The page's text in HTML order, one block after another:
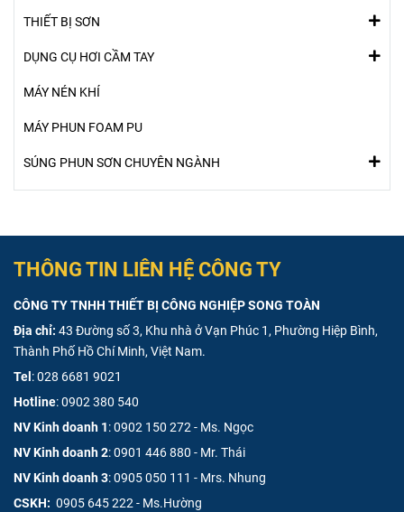
THIẾT BỊ SƠN
DỤNG CỤ HƠI CẦM TAY
MÁY NÉN KHÍ
MÁY PHUN FOAM PU
SÚNG PHUN SƠN CHUYÊN NGÀNH
THÔNG TIN LIÊN HỆ CÔNG TY
CÔNG TY TNHH THIẾT BỊ CÔNG NGHIỆP SONG TOÀN
Địa chỉ: 43 Đường số 3, Khu nhà ở Vạn Phúc 1, Phường Hiệp Bình,
Thành Phố Hồ Chí Minh, Việt Nam.
Tel :028 6681 9021
Hotline:0902 380 540
NV Kinh doanh 1:0902 150 272 - Ms. Ngọc
NV Kinh doanh 2:0901 446 880 - Mr. Thái
NV Kinh doanh 3:0905 050 111 - Mrs. Nhung
CSKH: 0905 645 222 - Ms.Hường